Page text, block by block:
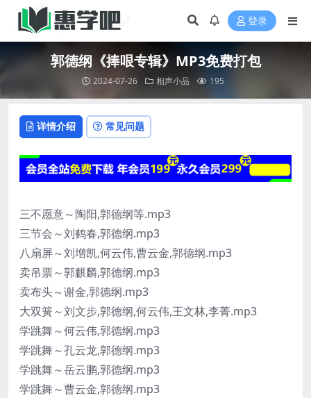
登录
郭德纲《捧哏专辑》MP3免费打包
2024-07-26 相声小品 195
详情介绍 常见问题
三不愿意～陶阳,郭德纲等.mp3
三节会～刘鹤春,郭德纲.mp3
八扇屏～刘增凯,何云伟,曹云金,郭德纲.mp3
卖吊票～郭麒麟,郭德纲.mp3
卖布头～谢金,郭德纲.mp3
大双簧～刘文步,郭德纲,何云伟,王文林,李菁.mp3
学跳舞～何云伟,郭德纲.mp3
学跳舞～孔云龙,郭德纲.mp3
学跳舞～岳云鹏,郭德纲.mp3
学跳舞～曹云金,郭德纲.mp3